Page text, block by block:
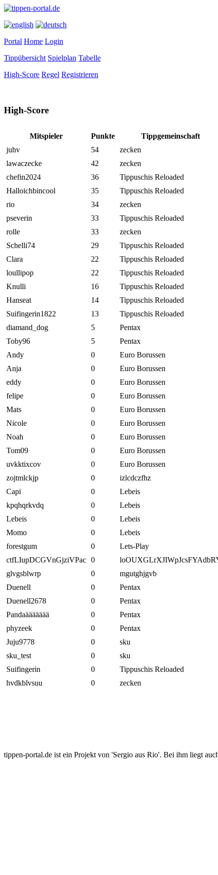
Portal Home Login
Tippübersicht Spielplan Tabelle
High-Score Regel Registrieren
High-Score
Mitspieler Punkte
Tippgemeinschaft
juhv
54
zecken
lawaczecke
42
zecken
chefin2024
36
Tippuschis Reloaded
Halloichbincool
35
Tippuschis Reloaded
rio
34
zecken
pseverin
33
Tippuschis Reloaded
rolle
33
zecken
Schelli74
29
Tippuschis Reloaded
Clara
22
Tippuschis Reloaded
loullipop
22
Tippuschis Reloaded
Knulli
16
Tippuschis Reloaded
Hanseat
14
Tippuschis Reloaded
Suifingerin1822
13
Tippuschis Reloaded
diamand_dog
5
Pentax
Toby96
5
Pentax
Andy
0
Euro Borussen
Anja
0
Euro Borussen
eddy
0
Euro Borussen
felipe
0
Euro Borussen
Mats
0
Euro Borussen
Nicole
0
Euro Borussen
Noah
0
Euro Borussen
Tom09
0
Euro Borussen
uvkktixcov
0
Euro Borussen
zojtmlckjp
0
izlcdczfhz
Capi
0
Lebeis
kpqhqrkvdq
0
Lebeis
Lebeis
0
Lebeis
Momo
0
Lebeis
forestgum
0
Lets-Play
ctfLIupDCGVnGjziVPac 0
glvgsblwrp
0
mgutghjgvb
Duenell
0
Pentax
Duenell2678
0
Pentax
Pandaäääääää
0
Pentax
phyzeek
0
Pentax
Juju9778
0
sku
sku_test
0
sku
Suifingerin
0
Tippuschis Reloaded
hvdkblvsuu
0 zecken
tippen-portal.de ist ein Projekt von 'Sergio aus Rio'. Bei ihm liegt